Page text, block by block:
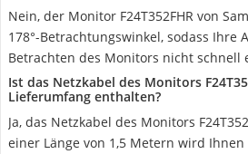
Nein, der Monitor F24T352FHR von
178°-Betrachtungswinkel, sodass Ihre
Betrachten des Monitors nicht schnell
Ist das Netzkabel des Monitors
Lieferumfang enthalten?
Ja, das Netzkabel des Monitors
einer Länge von 1,5 Metern wird